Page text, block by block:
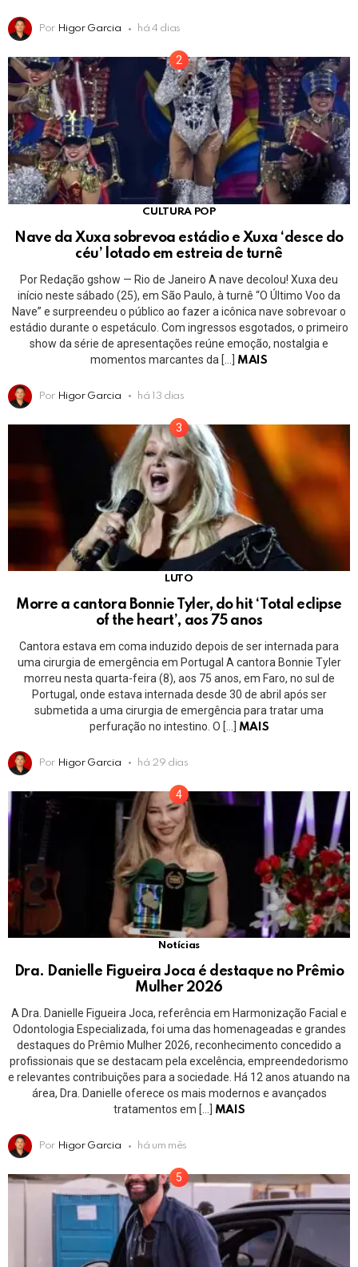
Por Higor Garcia há 4 dias
CULTURA POP
Nave da Xuxa sobrevoa estádio e Xuxa ‘desce do
céu’ lotado em estreia de turnê
Por Redação gshow — Rio de Janeiro A nave decolou! Xuxa deu
início neste sábado (25), em São Paulo, à turnê “O Último Voo da
Nave” e surpreendeu o público ao fazer a icônica nave sobrevoar o
estádio durante o espetáculo. Com ingressos esgotados, o primeiro
show da série de apresentações reúne emoção, nostalgia e
momentos marcantes da […] MAIS
Por Higor Garcia há 13 dias
LUTO
Morre a cantora Bonnie Tyler, do hit ‘Total eclipse
of the heart’, aos 75 anos
Cantora estava em coma induzido depois de ser internada para
uma cirurgia de emergência em Portugal A cantora Bonnie Tyler
morreu nesta quarta-feira (8), aos 75 anos, em Faro, no sul de
Portugal, onde estava internada desde 30 de abril após ser
submetida a uma cirurgia de emergência para tratar uma
perfuração no intestino. O […]
MAIS
Por Higor Garcia há 29 dias
Notícias
Dra. Danielle Figueira Joca é destaque no Prêmio
Mulher 2026
A Dra. Danielle Figueira Joca, referência em Harmonização Facial e
Odontologia Especializada, foi uma das homenageadas e grandes
destaques do Prêmio Mulher 2026, reconhecimento concedido a
profissionais que se destacam pela excelência, empreendedorismo
e relevantes contribuições para a sociedade. Há 12 anos atuando na
área, Dra. Danielle oferece os mais modernos e avançados
tratamentos em […]
MAIS
Por Higor Garcia há um mês